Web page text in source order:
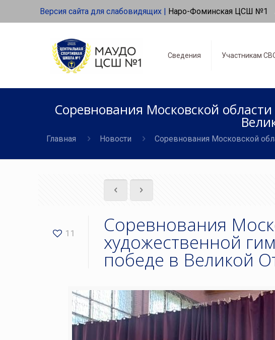
Версия сайта для слабовидящих | Наро-Фоминская ЦСШ №1
Сведения Участникам
Соревнования Московской
Главная Новости Соревнования Московской
11 Соревнования
художественной
победе в Великой